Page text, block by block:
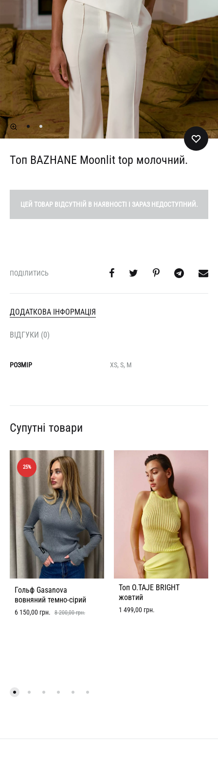
Топ BAZHANE Moonlit top молочний.
ЦЕЙ ТОВАР ВІДСУТНІЙ В НАЯВНОСТІ І ЗАРАЗ НЕДОСТУПНИЙ.
ПОДІЛИТИСЬ
ДОДАТКОВА ІНФОРМАЦІЯ
ВІДГУКИ (0)
РОЗМІР XS, S, M
Супутні товари
25%
Гольф Gasanova
вовняний темно-сірий
6 150,00 грн. 8 200,00грн.
Топ O.TAJE BRIGHT
жовтий
1 499,00 грн.